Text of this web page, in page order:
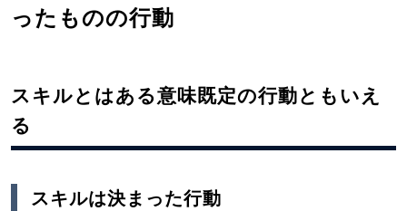
ったものの行動
スキルとはある意味既定の行動ともいえ
る
スキルは決まった行動